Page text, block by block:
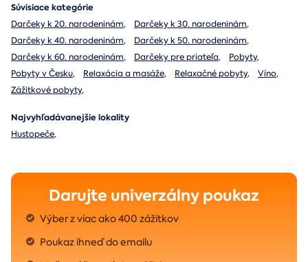
Súvisiace kategórie
Darčeky k 20. narodeninám, Darčeky k 30. narodeninám,
Darčeky k 40. narodeninám, Darčeky k 50. narodeninám,
Darčeky k 60. narodeninám, Darčeky pre priateľa, Pobyty,
Pobyty v Česku, Relaxácia a masáže, Relaxačné pobyty, Víno,
Zážitkové pobyty,
Najvyhľadávanejšie lokality
Hustopeče,
Darujte univerzálny poukaz
Výber z viac ako 400 zážitkov
Poukaz ihneď do emailu